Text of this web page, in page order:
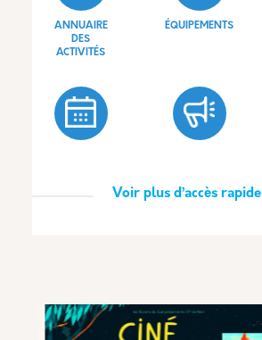
ANNUAIRE
DES
ACTIVITÉS
ÉQUIPEMENTS
Voir plus d’accès rapide